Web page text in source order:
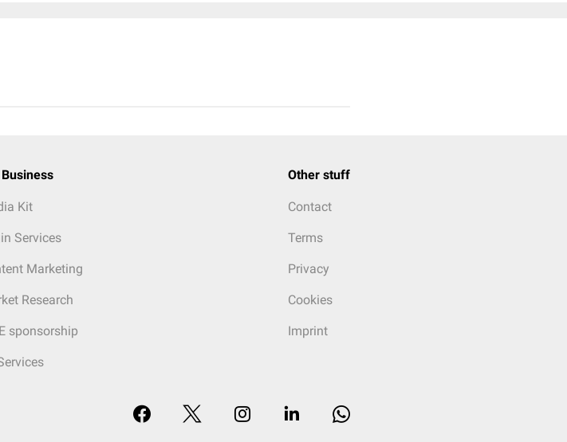
Kit
Services
Marketing
Research
sponsorship
Other stuff
Contact
Terms
Privacy
Cookies
Imprint